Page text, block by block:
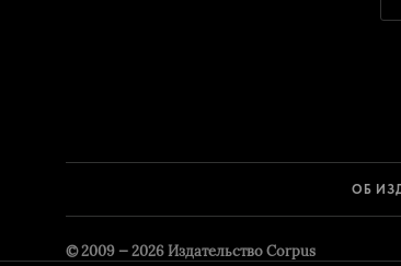
ОБ
© 2009 — 2026 Издательство Corpus